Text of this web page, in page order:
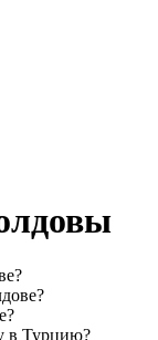
в Турцию?